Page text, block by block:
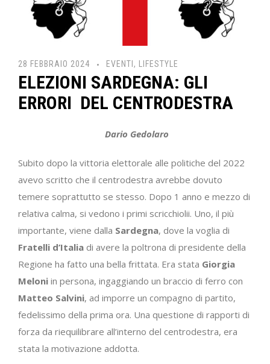
28 FEBBRAIO 2024 EVENTI , LIFESTYLE
ELEZIONI SARDEGNA: GLI
ERRORI DEL CENTRODESTRA
Dario Gedolaro
Subito dopo la vittoria elettorale alle politiche del 2022
avevo scritto che il centrodestra avrebbe dovuto
temere soprattutto se stesso. Dopo 1 anno e mezzo di
relativa calma, si vedono i primi scricchiolii. Uno, il più
importante, viene dalla Sardegna, dove la voglia di
Fratelli d’Italia di avere la poltrona di presidente della
Regione ha fatto una bella frittata. Era stata Giorgia
Meloni in persona, ingaggiando un braccio di ferro con
Matteo Salvini, ad imporre un compagno di partito,
fedelissimo della prima ora. Una questione di rapporti di
forza da riequilibrare all’interno del centrodestra, era
stata la motivazione addotta.